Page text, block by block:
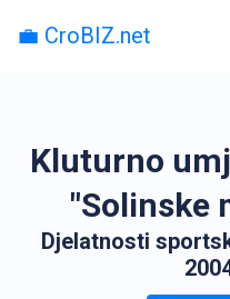
💼 CroBIZ.net
Kluturno
"Solinske
Djelatnosti